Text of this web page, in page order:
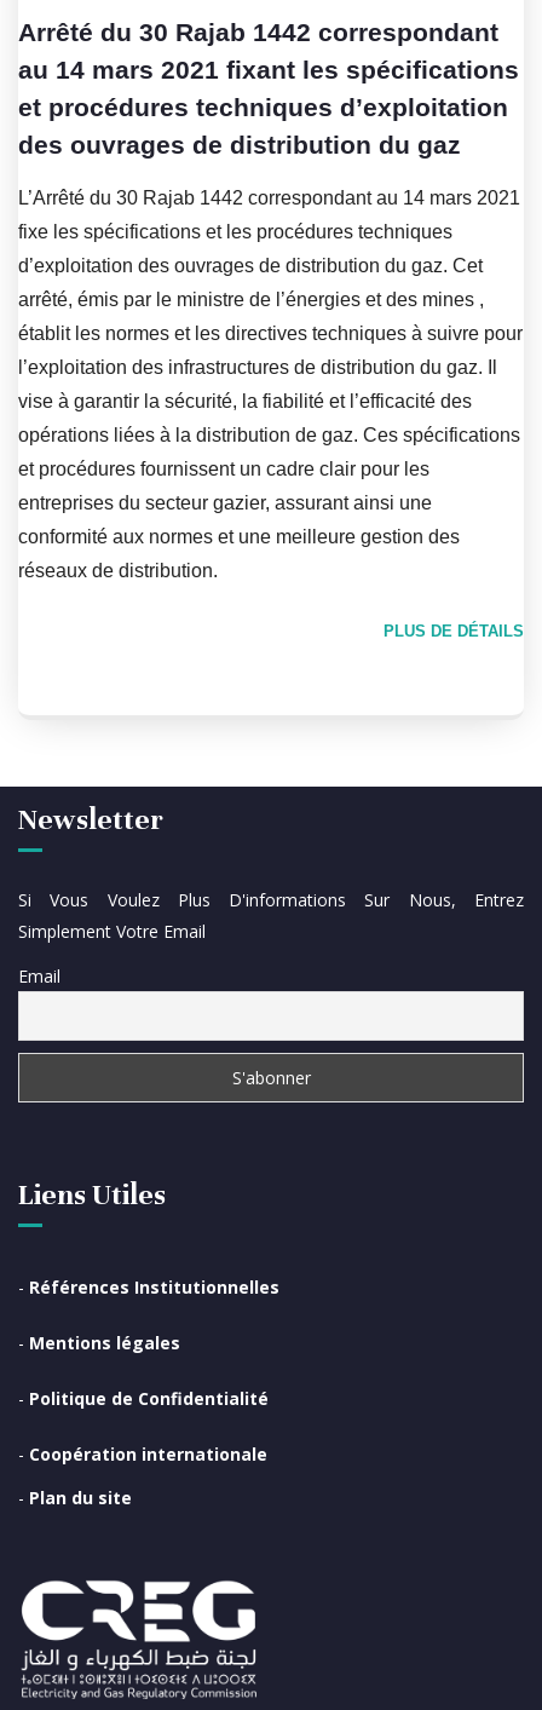
Arrêté du 30 Rajab 1442 correspondant
au 14 mars 2021 fixant les spécifications
et procédures techniques d’exploitation
des ouvrages de distribution du gaz
L’Arrêté du 30 Rajab 1442 correspondant au 14 mars 2021
fixe les spécifications et les procédures techniques
d’exploitation des ouvrages de distribution du gaz. Cet
arrêté, émis par le ministre de l’énergies et des mines ,
établit les normes et les directives techniques à suivre pour
l’exploitation des infrastructures de distribution du gaz. Il
vise à garantir la sécurité, la fiabilité et l’efficacité des
opérations liées à la distribution de gaz. Ces spécifications
et procédures fournissent un cadre clair pour les
entreprises du secteur gazier, assurant ainsi une
conformité aux normes et une meilleure gestion des
réseaux de distribution.
PLUS DE DÉTAILS
Liens Utiles
- Références Institutionnelles
- Mentions légales
- Politique de Confidentialité
- Coopération internationale
- Plan du site
Newsletter
Si Vous Voulez Plus D'informations Sur Nous, Entrez
Simplement Votre Email
Email